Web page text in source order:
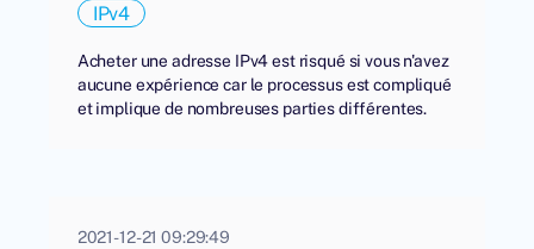
IPv4
Acheter une adresse IPv4 est risqué si vous n'avez
aucune expérience car le processus est compliqué
et implique de nombreuses parties différentes.
2021-12-21 09:29:49